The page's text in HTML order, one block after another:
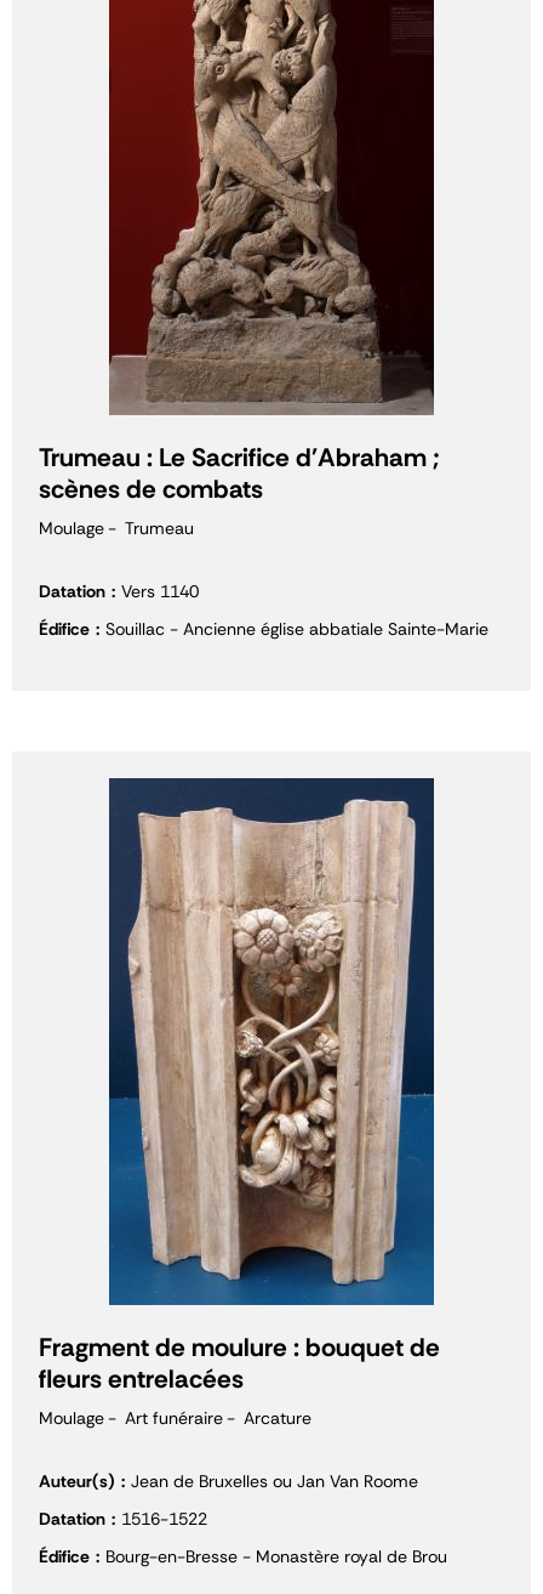
Trumeau : Le Sacrifice d'Abraham ;
scènes de combats
Moulage Trumeau
Datation
Vers 1140
Édifice
Souillac - Ancienne église abbatiale Sainte-Marie
Fragment de moulure : bouquet de
fleurs entrelacées
Moulage Art funéraire Arcature
Auteur(s)
Jean de Bruxelles ou Jan Van Roome
Datation
1516-1522
Édifice
Bourg-en-Bresse - Monastère royal de Brou